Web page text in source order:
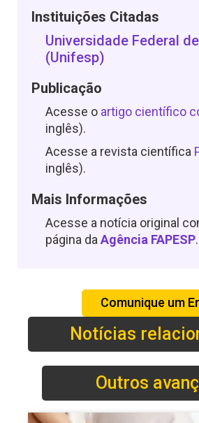
Instituições Citadas
Universidade Federal
(Unifesp)
Publicação
Acesse o artigo científico
inglês).
Acesse a revista científica
inglês).
Mais Informações
Acesse a notícia original
página da Agência FAPESP.
Comunique um
Notícias
Outros